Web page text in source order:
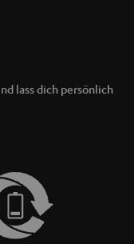
lass dich persönlich